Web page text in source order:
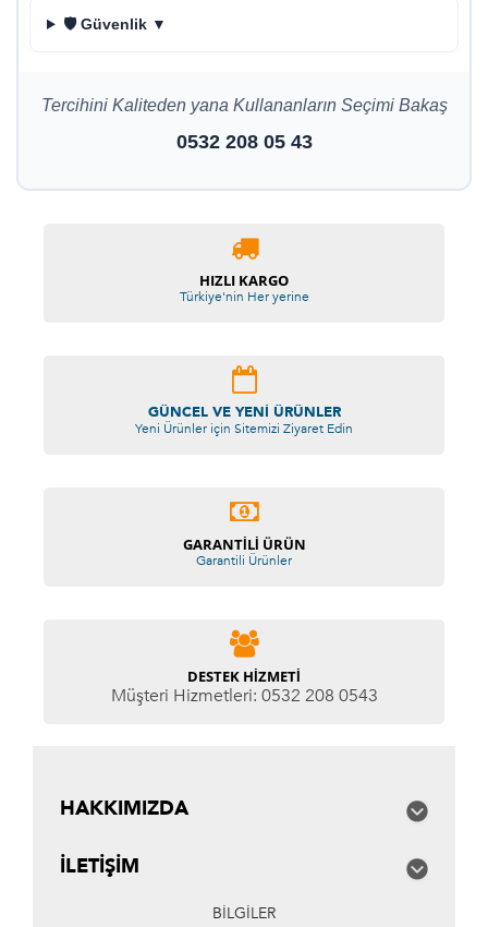
🛡️ Güvenlik ▼
Tercihini Kaliteden yana Kullananların Seçimi Bakaş
0532 208 05 43
HIZLI KARGO
Türkiye'nin Her yerine
GÜNCEL VE YENI ÜRÜNLER
Yeni Ürünler için Sitemizi Ziyaret Edin
GARANTILI ÜRÜN
Garantili Ürünler
DESTEK HIZMETI
Müşteri Hizmetleri: 0532 208 0543
HAKKIMIZDA
İLETIŞIM
BILGILER